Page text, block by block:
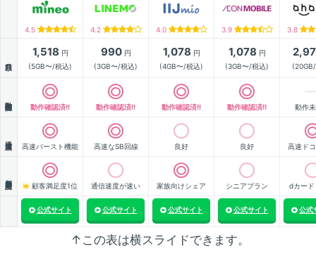
4.5 4.2 4.0 3.9 3.8
1,518 円
(5GB〜/税込)
990円
(3GB〜/税込)
1,078 円
(4GB〜/税込)
1,078 円
(3GB〜/税込)
動作確認済!! 動作確認済!! 動作確認済!! 動作確認済!! 動作
高速バースト機能 高速なSB回線 良好 良好 高速ド
顧客満足度1位 通信速度が速い 家族向けシェア シニアプラン dカード
公式サイト 公式サイト 公式サイト 公式サイト 公式
↑この表は横スライドできます。